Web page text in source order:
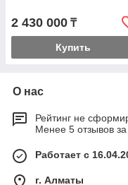
2 430 000 ₸
Купить
О нас
Рейтинг не
Менее 5 отзывов
Работает с
г. Алматы